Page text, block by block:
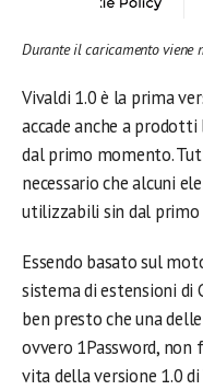
Durante il caricamento viene
Vivaldi 1.0 è la prima
accade anche a
dal primo momento.
necessario che alcuni
utilizzabili sin dal
Essendo basato sul
sistema di estensioni di
ben presto che una
ovvero 1Password,
vita della versione 1.0